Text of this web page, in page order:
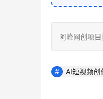
阿峰网创项
AI短视频创